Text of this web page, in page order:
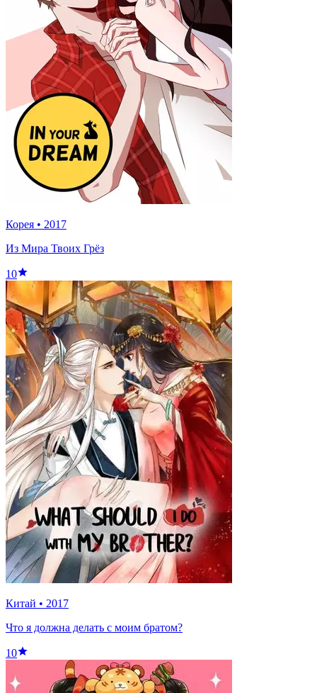
Корея • 2017
Из Мира Твоих Грёз
10
Китай • 2017
Что я должна делать с моим братом?
10